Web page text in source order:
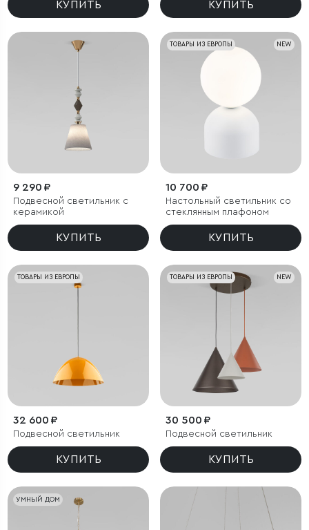
КУПИТЬ КУПИТЬ
9 290 ₽
Подвесной светильник с
керамикой
КУПИТЬ
NEW
ТОВАРЫ ИЗ ЕВРОПЫ
10 700 ₽
Настольный светильник со
стеклянным плафоном
КУПИТЬ
ТОВАРЫ ИЗ ЕВРОПЫ
32 600 ₽
Подвесной светильник
КУПИТЬ
NEW
ТОВАРЫ ИЗ ЕВРОПЫ
30 500 ₽
Подвесной светильник
КУПИТЬ
УМНЫЙ ДОМ